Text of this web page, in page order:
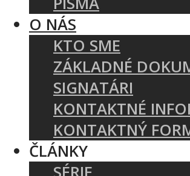
O NÁS
KTO SME
ZÁKLADNÉ
SIGNATÁRI
KONTAKTNÉ
KONTAKTNÝ
ČLÁNKY